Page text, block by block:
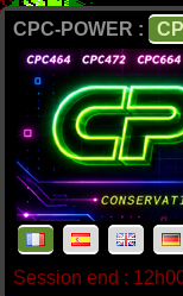
CPC-POWER :
Session end :